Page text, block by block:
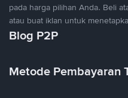
pada harga pilihan Anda. Beli
atau buat iklan untuk
Blog P2P
Metode Pembayaran